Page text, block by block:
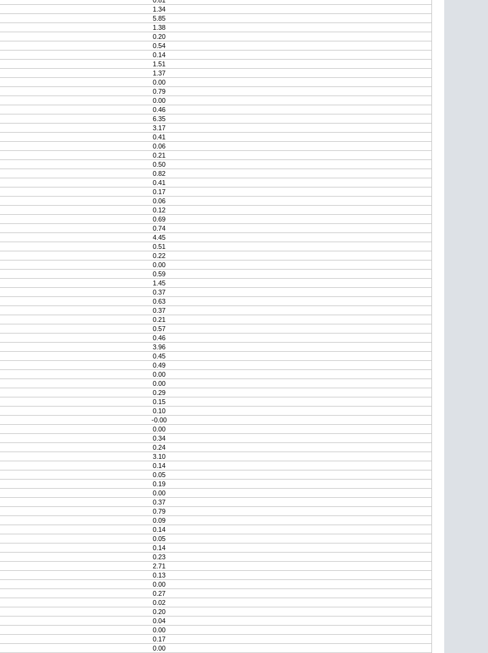
1.34
5.85
1.38
0.20
0.54
0.14
1.51
1.37
0.00
0.79
0.00
0.46
6.35
3.17
0.41
0.06
0.21
0.50
0.82
0.41
0.17
0.06
0.12
0.69
0.74
4.45
0.51
0.22
0.00
0.59
1.45
0.37
0.63
0.37
0.21
0.57
0.46
3.96
0.45
0.49
0.00
0.00
0.29
0.15
0.10
-0.00
0.00
0.34
0.24
3.10
0.14
0.05
0.19
0.00
0.37
0.79
0.09
0.14
0.05
0.14
0.23
2.71
0.13
0.00
0.27
0.02
0.20
0.04
0.00
0.17
0.00